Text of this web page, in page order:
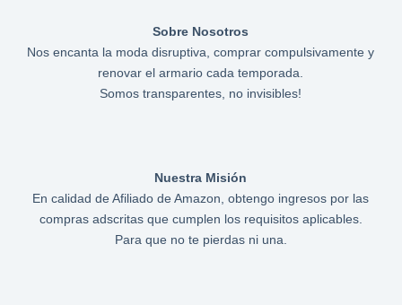
Sobre Nosotros
Nos encanta la moda disruptiva, comprar compulsivamente y
renovar el armario cada temporada.
Somos transparentes, no invisibles!
Nuestra Misión
En calidad de Afiliado de Amazon, obtengo ingresos por las
compras adscritas que cumplen los requisitos aplicables.
Para que no te pierdas ni una.